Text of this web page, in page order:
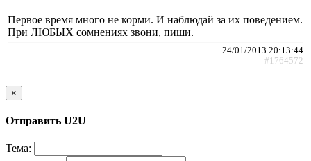
Первое время много не корми. И наблюдай за их поведением.
При ЛЮБЫХ сомнениях звони, пиши.
24/01/2013 20:13:44
#1764572
×
Отправить U2U
Тема: